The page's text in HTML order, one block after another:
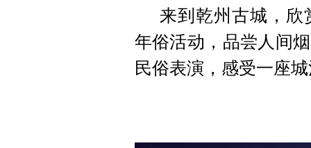
来到乾州古城，
年俗活动，品尝人间
民俗表演，感受一座